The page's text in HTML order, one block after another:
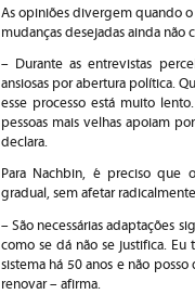
As opiniões divergem quando o
mudanças desejadas ainda não
– Durante as entrevistas
ansiosas por abertura política.
esse processo está muito
pessoas mais velhas apoiam
declara.
Para Nachbin, é preciso que
gradual, sem afetar
– São necessárias adaptações
como se dá não se justifica.
sistema há 50 anos e não
renovar – afirma.